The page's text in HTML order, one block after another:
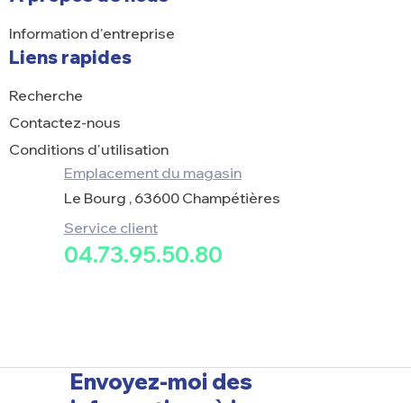
Information d'entreprise
Liens rapides
Recherche
Contactez-nous
Conditions d'utilisation
Emplacement du magasin
Le Bourg , 63600 Champétières
Service client
04.73.95.50.80
Envoyez-moi des